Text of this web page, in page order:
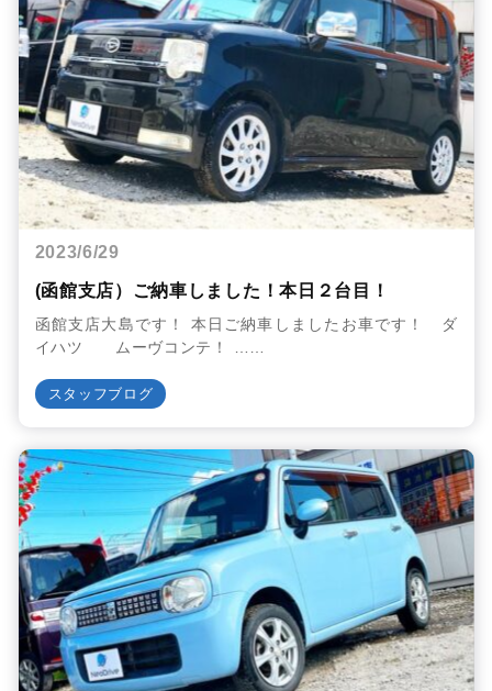
2023/6/29
(函館支店）ご納車しました！本日２台目！
函館支店大島です！ 本日ご納車しましたお車です！ ダ
イハツ ムーヴコンテ！ ……
スタッフブログ